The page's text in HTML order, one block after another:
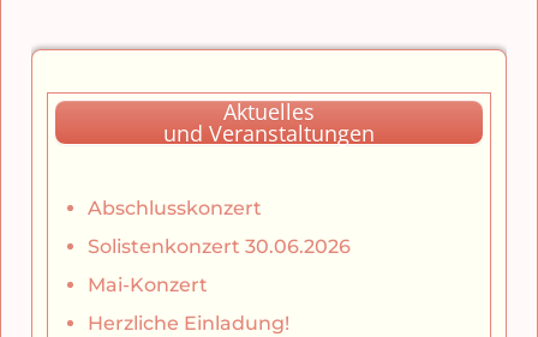
Aktuelles
und Veranstaltungen
Abschlusskonzert
Solistenkonzert 30.06.2026
Mai-Konzert
Herzliche Einladung!